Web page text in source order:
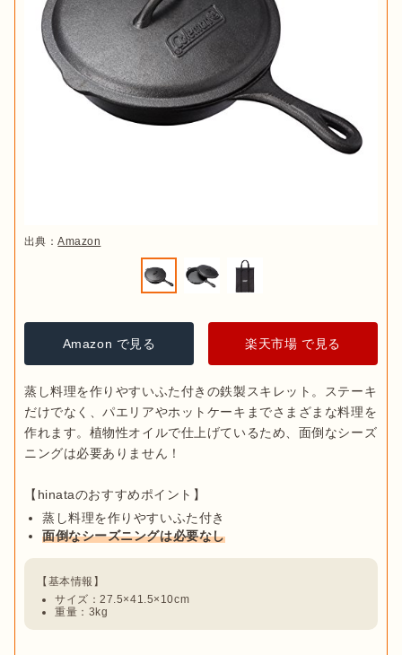
出典：Amazon
Amazon で見る 楽天市場 で見る
蒸し料理を作りやすいふた付きの鉄製スキレット。ステーキ
だけでなく、パエリアやホットケーキまでさまざまな料理を
作れます。植物性オイルで仕上げているため、面倒なシーズ
ニングは必要ありません！
蒸し料理を作りやすいふた付き
面倒なシーズニングは必要なし
サイズ：27.5×41.5×10cm
重量：3kg